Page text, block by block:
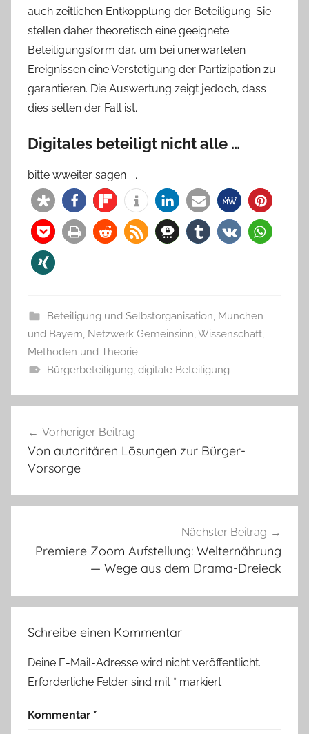
auch zeitlichen Entkopplung der Beteiligung. Sie
stellen daher theoretisch eine geeignete
Beteiligungsform dar, um bei unerwarteten
Ereignissen eine Verstetigung der Partizipation zu
garantieren. Die Auswertung zeigt jedoch, dass
dies selten der Fall ist.
Digitales beteiligt nicht alle …
bitte wweiter sagen ....
Beteiligung und Selbstorganisation, München
und Bayern, Netzwerk Gemeinsinn,Wissenschaft,
Methoden und Theorie
Bürgerbeteiligung, digitale Beteiligung
Vorheriger Beitrag
Von autoritären Lösungen zur Bürger-
Vorsorge
Nächster Beitrag
Premiere Zoom Aufstellung: Welternährung
— Wege aus dem Drama-Dreieck
Schreibe einen Kommentar
Deine E-Mail-Adresse wird nicht veröffentlicht.
Erforderliche Felder sind mit * markiert
Kommentar *